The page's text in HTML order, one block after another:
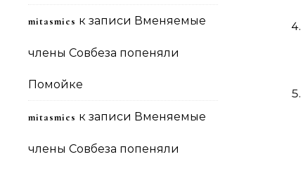
mitasmies к записи Вменяемые
члены Совбеза попеняли
Помойке
mitasmies к записи Вменяемые
члены Совбеза попеняли